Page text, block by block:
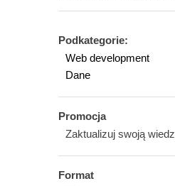
Podkategorie:
Web development
Dane
Promocja
Zaktualizuj swoją
Format